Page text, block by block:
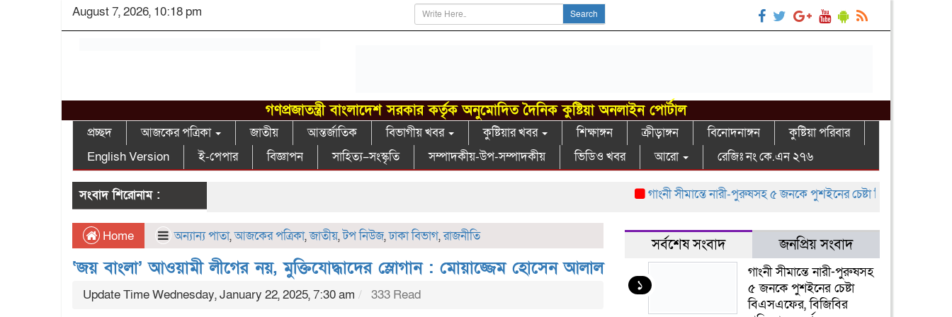
August 7, 2026, 10:18 pm Search
গণপ্রজাতন্ত্রী বাংলাদেশ সরকার কর্তৃক অনুমোদিত দৈনিক কুষ্টিয়া অনলাইন পোর্টাল
প্রচ্ছদ আজকের পত্রিকা জাতীয় আন্তর্জাতিক বিভাগীয় খবর কুষ্টিয়ার খবর শিক্ষাঙ্গন ক্রীড়াঙ্গন বিনোদনাঙ্গন
কুষ্টিয়া পরিবার
English Version
ই-পেপার বিজ্ঞাপন সাহিত্য–সংস্কৃতি সম্পাদকীয়-উপ-সম্পাদকীয় ভিডিও খবর আরো রেজিঃ নং কে.এন ২৭৬
সংবাদ শিরোনাম : গাংনী সীমান্তে নারী-পুরুষসহ ৫ জনকে পুশইনের চেষ্টা বিএসএফের, বিজিবির
Home অন্যান্য পাতা,আজকের পত্রিকা,জাতীয়,টপ নিউজ,ঢাকা বিভাগ,রাজনীতি
‘জয় বাংলা’ আওয়ামী লীগের নয়, মুক্তিযোদ্ধাদের স্লোগান : মোয়াজ্জেম হোসেন আলাল
Update Time Wednesday, January 22, 2025, 7:30 am 333 Read
সর্বশেষ সংবাদ জনপ্রিয় সংবাদ
১
গাংনী সীমান্তে নারী-পুরুষসহ
৫ জনকে পুশইনের চেষ্টা
বিএসএফের, বিজিবির